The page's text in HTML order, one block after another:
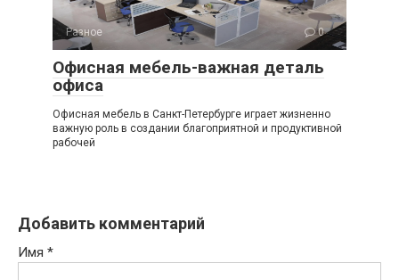
Разное 0
Офисная мебель-важная деталь
офиса
Офисная мебель в Санкт-Петербурге играет жизненно
важную роль в создании благоприятной и продуктивной
рабочей
Добавить комментарий
Имя *